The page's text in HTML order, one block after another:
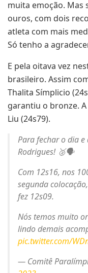
muita emoção. Mas
ouros, com dois
atleta com mais
Só tenho a
E pela oitava vez
brasileiro. Assim
Thalita Símplicio
garantiu o bronze.
Liu (24s79).
Para fechar o dia
Rodrigues! 🥈🗣️
Com 12s16, nos
segunda
fez 12s09.
Nós temos muito
lindo demais
pic.twitter.com/
— Comitê